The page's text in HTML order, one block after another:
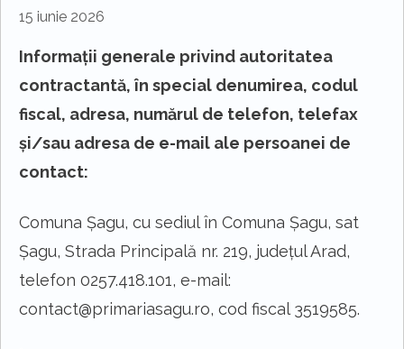
15 iunie 2026
Informații generale privind autoritatea
contractantă, în special denumirea, codul
fiscal, adresa, numărul de telefon, telefax
și/sau adresa de e-mail ale persoanei de
contact:
Comuna Șagu, cu sediul în Comuna Șagu, sat
Șagu, Strada Principală nr. 219, județul Arad,
telefon 0257.418.101, e-mail:
contact@primariasagu.ro, cod fiscal 3519585.